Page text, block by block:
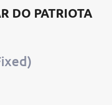
DO PATRIOTA